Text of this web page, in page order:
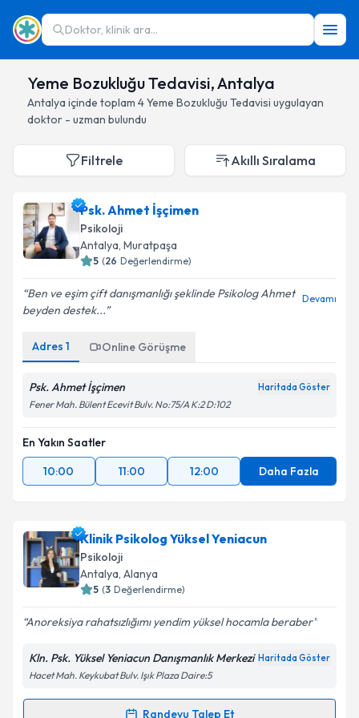
Doktor, klinik ara...
Yeme Bozukluğu Tedavisi, Antalya
Antalya içinde toplam 4Yeme Bozukluğu Tedavisi uygulayan
doktor - uzman bulundu
Filtrele Akıllı Sıralama
Psk. Ahmet İşçimen
Psikoloji
Antalya, Muratpaşa
5 (26 Değerlendirme)
Ben ve eşim çift danışmanlığı şeklinde Psikolog Ahmet
beyden destek...
Devamı
Adres 1 Online Görüşme
Psk. Ahmet İşçimen Haritada Göster
Fener Mah. Bülent Ecevit Bulv. No:75/A K:2 D:102
En Yakın Saatler
10:00
11:00 12:00 Daha Fazla
Klinik Psikolog Yüksel Yeniacun
Psikoloji
Antalya, Alanya
5 (3 Değerlendirme)
Anoreksiya rahatsızlığımı yendim yüksel hocamla beraber
Kln. Psk. Yüksel Yeniacun Danışmanlık Merkezi Haritada Göster
Hacet Mah. Keykubat Bulv. Işık Plaza Daire:5
Randevu Talep Et